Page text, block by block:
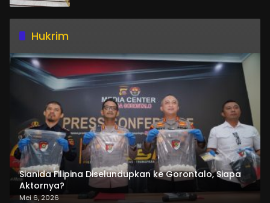
Hukrim
Sianida Filipina Diselundupkan ke Gorontalo, Siapa
Aktornya?
Mei 6, 2026